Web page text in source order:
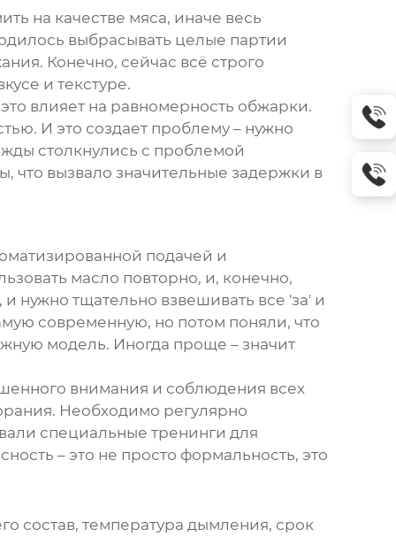
на качестве мяса, иначе весь
выбрасывать целые партии
Конечно, сейчас всё строго
и текстуре.
влияет на равномерность обжарки.
И это создает проблему – нужно
столкнулись с проблемой
вызвало значительные задержки в
подачей и
масло повторно, и, конечно,
нужно тщательно взвешивать все 'за' и
современную, но потом поняли, что
модель. Иногда проще – значит
внимания и соблюдения всех
Необходимо регулярно
специальные тренинги для
– это не просто формальность, это
состав, температура дымления, срок